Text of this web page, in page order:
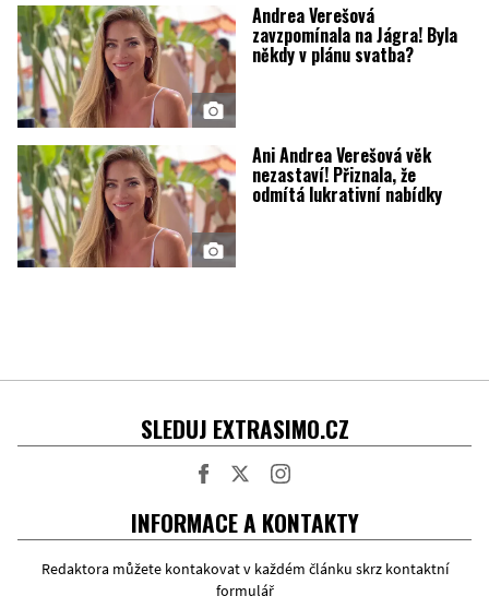
Andrea Verešová
zavzpomínala na Jágra! Byla
někdy v plánu svatba?
Ani Andrea Verešová věk
nezastaví! Přiznala, že
odmítá lukrativní nabídky
SLEDUJ EXTRASIMO.CZ
INFORMACE A KONTAKTY
Redaktora můžete kontakovat v každém článku skrz kontaktní
formulář